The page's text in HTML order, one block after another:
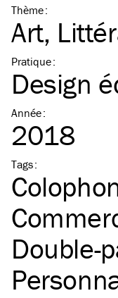
Thème:
Art
Pratique:
Design
Année:
2018
Tags:
Double-